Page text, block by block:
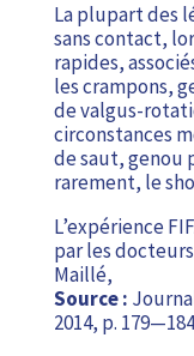
La plupart des
sans contact,
rapides,
les crampons,
de valgus-
circonstances
de saut, genou
rarement, le
L’expérience
par les
Maillé,
Source :
2014, p.